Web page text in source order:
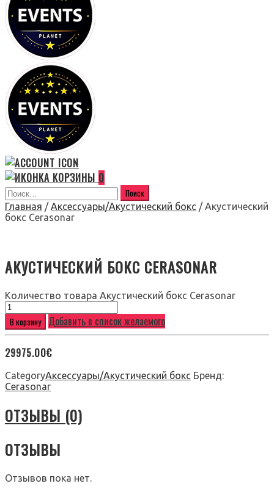
0
Главная / Аксессуары/Акустический бокс / Акустический
бокс Cerasonar
АКУСТИЧЕСКИЙ БОКС CERASONAR
Количество товара Акустический бокс Cerasonar
В корзину Добавить в список желаемого
29975.00€
CategoryАксессуары/Акустический бокс Бренд:
Cerasonar
ОТЗЫВЫ (0)
ОТЗЫВЫ
Отзывов пока нет.